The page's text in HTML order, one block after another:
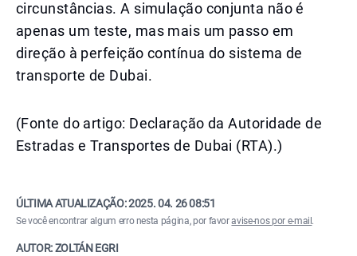
circunstâncias. A simulação conjunta não é
apenas um teste, mas mais um passo em
direção à perfeição contínua do sistema de
transporte de Dubai.
(Fonte do artigo: Declaração da Autoridade de
Estradas e Transportes de Dubai (RTA).)
ÚLTIMA ATUALIZAÇÃO:2025. 04. 26 08:51
Se você encontrar algum erro nesta página, por favoravise-nos por e-mail .
AUTOR: ZOLTÁN EGRI